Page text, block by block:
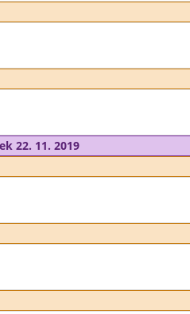
22. 11. 2019